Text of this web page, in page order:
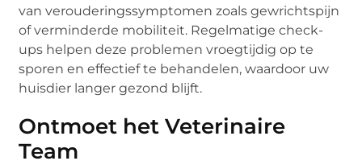
van verouderingssymptomen zoals gewrichtspijn
of verminderde mobiliteit. Regelmatige check-
ups helpen deze problemen vroegtijdig op te
sporen en effectief te behandelen, waardoor uw
huisdier langer gezond blijft.
Ontmoet het Veterinaire
Team